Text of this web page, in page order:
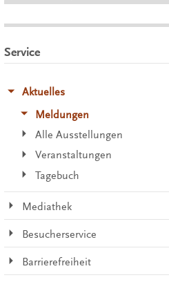
Service
Aktuelles
Meldungen
Alle Ausstellungen
Veranstaltungen
Tagebuch
Mediathek
Besucherservice
Barrierefreiheit